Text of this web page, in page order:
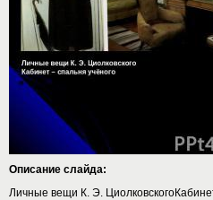
Описание слайда:
Личные вещи К. Э.